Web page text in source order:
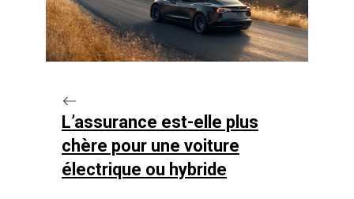
L’assurance est-elle plus
chère pour une voiture
électrique ou hybride